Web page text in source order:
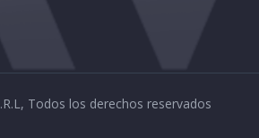
, Todos los derechos reservados